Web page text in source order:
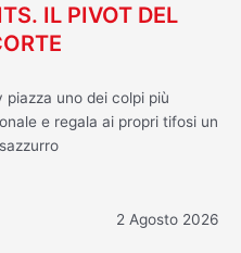
IL PIVOT DEL
uno dei colpi più
e regala ai propri tifosi un
2 Agosto 2026